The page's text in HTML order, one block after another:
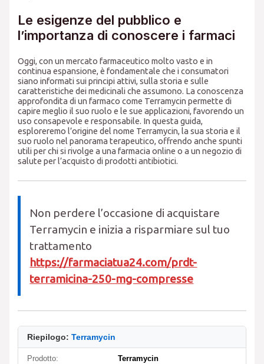
Le esigenze del pubblico e
l’importanza di conoscere i farmaci
Oggi, con un mercato farmaceutico molto vasto e in
continua espansione, è fondamentale che i consumatori
siano informati sui principi attivi, sulla storia e sulle
caratteristiche dei medicinali che assumono. La conoscenza
approfondita di un farmaco come Terramycin permette di
capire meglio il suo ruolo e le sue applicazioni, favorendo un
uso consapevole e responsabile. In questa guida,
esploreremo l’origine del nome Terramycin, la sua storia e il
suo ruolo nel panorama terapeutico, offrendo anche spunti
utili per chi si rivolge a una farmacia online o a un negozio di
salute per l’acquisto di prodotti antibiotici.
Non perdere l’occasione di acquistare
Terramycin e inizia a risparmiare sul tuo
trattamento
https://farmaciatua24.com/prdt-
terramicina-250-mg-compresse
Riepilogo:Terramycin
Prodotto: Terramycin